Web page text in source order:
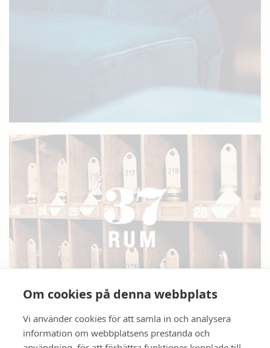
Om cookies på denna webbplats
Vi använder cookies för att samla in och analysera
information om webbplatsens prestanda och